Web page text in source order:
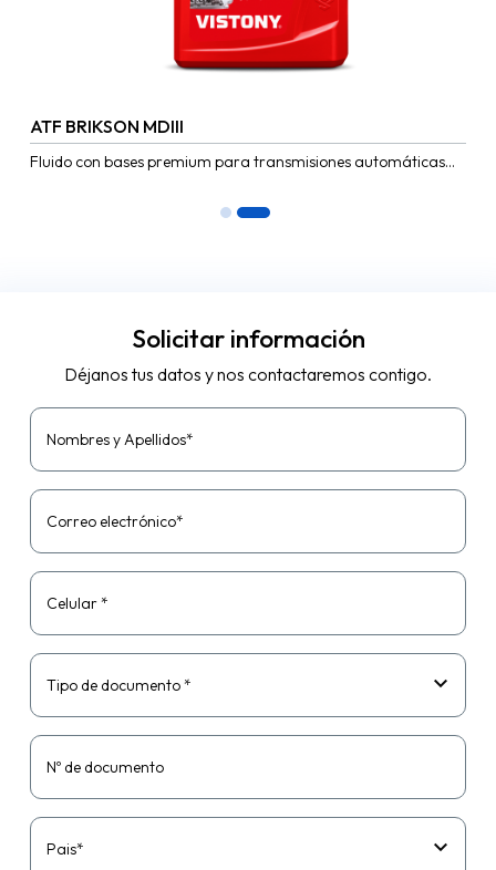
ATF BRIKSON MDIII
Fluido con bases premium para transmisiones automáticas
Solicitar información
Déjanos tus datos y nos contactaremos contigo.
Nombres y Apellidos*
Correo electrónico*
Celular *
Tipo de documento *
Nº de documento
Pais*